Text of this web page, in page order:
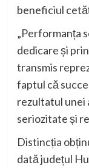
beneficiul
„Performanța
dedicare și
transmis
faptul că
rezultatul unei
seriozitate și
Distincția
dată județul